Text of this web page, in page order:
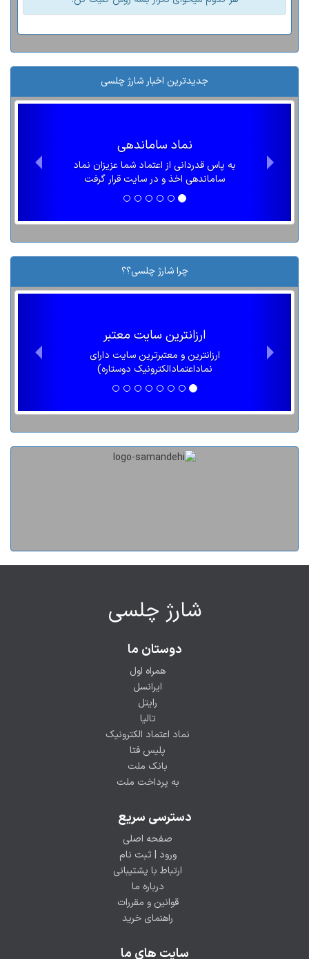
جدیدترین اخبار شارژ چلسی
نماد ساماندهی
به پاس قدردانی از اعتماد شما عزیزان نماد
ساماندهی اخذ و در سایت قرار گرفت
چرا شارژ چلسی؟؟
ارزانترین سایت معتبر
ارزانترین و معتبرترین سایت دارای
نماداعتمادالکترونیک دوستاره)
شارژ چلسی
دوستان ما
همراه اول
ایرانسل
رایتل
تالیا
نماد اعتماد الکترونیک
پلیس فتا
بانک ملت
به پرداخت ملت
دسترسی سریع
صفحه اصلی
ورود | ثبت نام
ارتباط با پشتیبانی
درباره ما
قوانین و مقررات
راهنمای خرید
سایت های ما